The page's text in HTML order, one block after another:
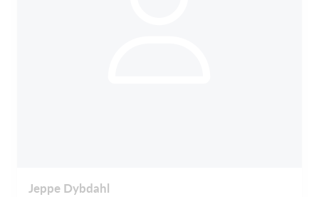
Jeppe Dybdahl